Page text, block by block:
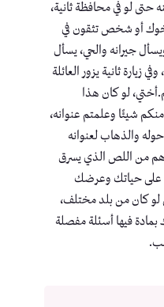
لو في محافظة ثانية،
أو شخص تثقون في
جيرانه والحي، يسأل
زيارة ثانية يزور العائلة
لو كان هذا
شيئًا وعلمتم عنوانه،
والذهاب لعنوانه
أهم من اللص الذي يسرق
على حياتك وعرضك
كان من بلد مختلف،
فيها أسئلة مفصلة